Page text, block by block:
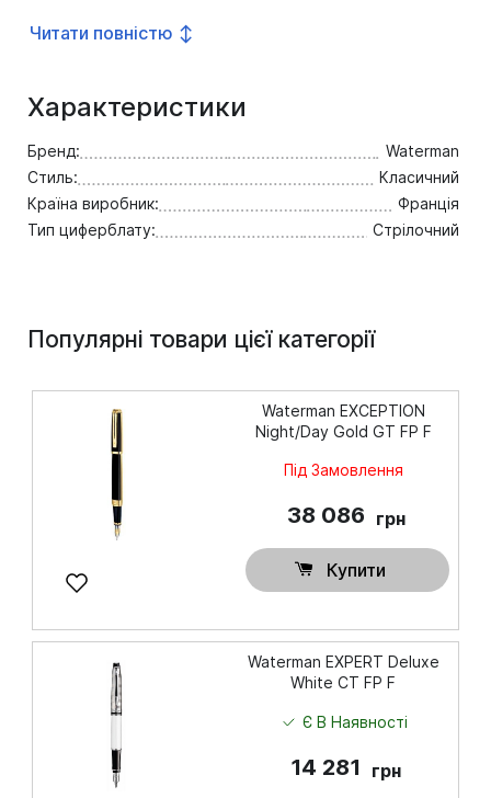
частичная позолота 23 K,
оригинальная гравировка.
синего цвета с золотыми буквами
логотипа. Особенности:
утолщенный корпус классического
сигарообразного силуэта. Цвет:
серебристый/золотой. Состав
корпуса: ювелирная латунь.
Детали дизайна: сталь с
надпись “Waterman Paris”,
позолота. Способ заправки:
картриджи Waterman, чернила
через конвертер (не
комплектуется). Размер пишущего
Читати повністю ↕
Характеристики
Бренд:
Waterman
Стиль:
Класичний
Країна виробник:
Франція
Тип циферблату:
Стрілочний
Популярні товари цієї категорії
Waterman EXCEPTION
Night/Day Gold GT FP F
Під Замовлення
38 086 грн
Купити
Waterman EXPERT Deluxe
White CT FP F
Є В Наявності
14 281 грн